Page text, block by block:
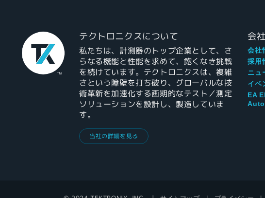
テクトロニクスについて
私たちは、計測器のトップ企業として、さ
らなる機能と性能を求めて、飽くなき挑戦
を続けています。テクトロニクスは、複雑
さという障壁を打ち破り、グローバルな技
術革新を加速化する画期的なテスト／測定
ソリューションを設計し、製造していま
す。
当社の詳細を見る
会社
会社
採用
ニュ
イベ
EA